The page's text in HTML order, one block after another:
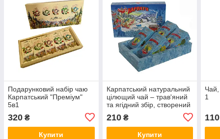
Подарунковий набір чаю
Карпатський "Преміум"
5в1
320 ₴
Купити
Карпатський натуральний
цілющий чай – трав'яний
та ягідний збір, створений
карпатських рослин
210₴
Купити
Чай,
1
110